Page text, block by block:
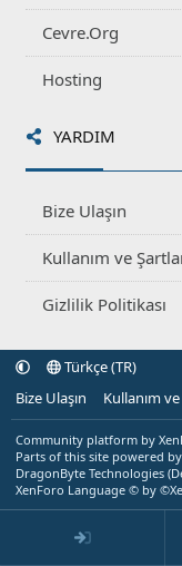
Cevre.Org
Hosting
YARDIM
Bize Ulaşın
Kullanım ve
Gizlilik Politikası
Türkçe (TR)
Bize Ulaşın
Kullanım
Community platform by
Parts of this site powered by
DragonByte Technologies (
XenForo Language © by